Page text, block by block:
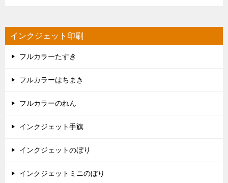
インクジェット印刷
フルカラーたすき
フルカラーはちまき
フルカラーのれん
インクジェット手旗
インクジェットのぼり
インクジェットミニのぼり